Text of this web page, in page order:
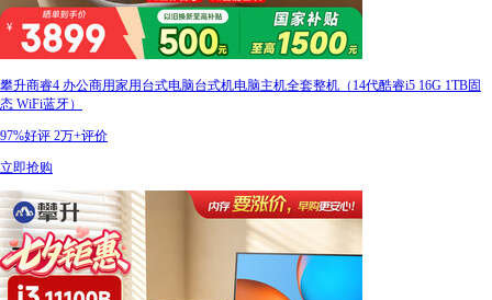
攀升商睿4 办公商用家用台式电脑台式机电脑主机全套整机（14代酷睿i5 16G 1TB固
态 WiFi蓝牙）
97%好评 2万+评价
立即抢购